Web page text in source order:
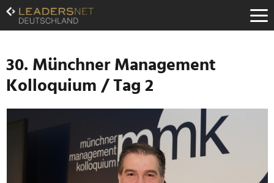
Zum
Inhalt
Zur
Navigation
Zur
Hauptnavigation
30. Münchner Management
Kolloquium / Tag 2